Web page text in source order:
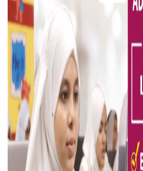
আ.লীগ ও জাপার ৯ নেতা কারাগারে